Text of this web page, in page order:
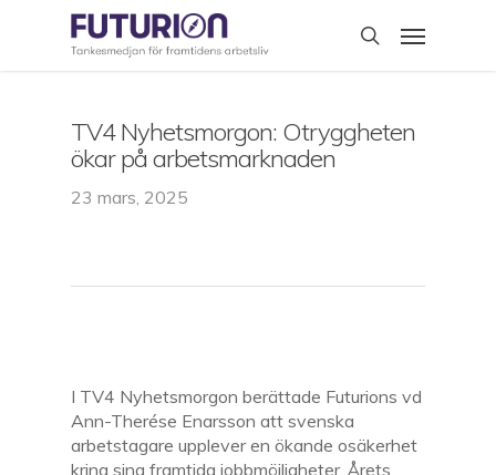
search
Menu
TV4 Nyhetsmorgon: Otryggheten
ökar på arbetsmarknaden
23 mars, 2025
I TV4 Nyhetsmorgon berättade Futurions vd
Ann-Therése Enarsson att svenska
arbetstagare upplever en ökande osäkerhet
kring sina framtida jobbmöjligheter. Årets